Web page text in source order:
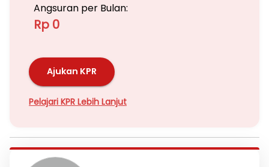
Angsuran per Bulan:
Rp 0
Ajukan KPR
Pelajari KPR Lebih Lanjut